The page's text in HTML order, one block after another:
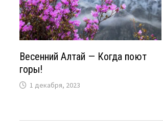
Весенний Алтай — Когда поют
горы!
1 декабря, 2023